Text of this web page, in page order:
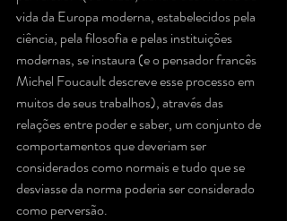
vida da Europa moderna, estabelecidos pela
ciência, pela filosofia e pelas instituições
modernas, se instaura (e o pensador francês
Michel Foucault descreve esse processo em
muitos de seus trabalhos), através das
relações entre poder e saber, um conjunto de
comportamentos que deveriam ser
considerados como normais e tudo que se
desviasse da norma poderia ser considerado
como perversão.